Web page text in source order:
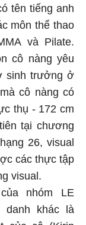
tên tiếng anh
môn thể thao
và Pilate.
cô nàng yêu
sinh trưởng ở
cô nàng có
thụ - 172 cm
tại chương
26, visual
các thực tập
visual.
nhóm LE
danh khác là